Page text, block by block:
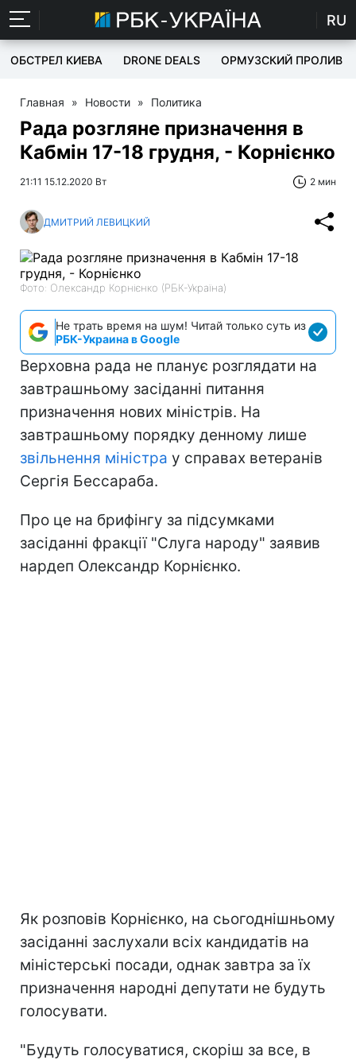
RU
ОБСТРЕЛ КИЕВА DRONE DEALS ОРМУЗСКИЙ ПРОЛИВ
Главная » Новости » Политика
Рада розгляне призначення в
Кабмін 17-18 грудня, - Корнієнко
21:11 15.12.2020 Вт 2 мин
ДМИТРИЙ ЛЕВИЦКИЙ
Фото: Олександр Корнієнко (РБК-Україна)
Не трать время на шум! Читай только суть из
РБК-Украина в Google
Верховна рада не планує розглядати на
завтрашньому засіданні питання
призначення нових міністрів. На
завтрашньому порядку денному лише
звільнення міністра у справах ветеранів
Сергія Бессараба.
Про це на брифінгу за підсумками
засіданні фракції "Слуга народу" заявив
нардеп Олександр Корнієнко.
Як розповів Корнієнко, на сьогоднішньому
засіданні заслухали всіх кандидатів на
міністерські посади, однак завтра за їх
призначення народні депутати не будуть
голосувати.
"Будуть голосуватися, скоріш за все, в